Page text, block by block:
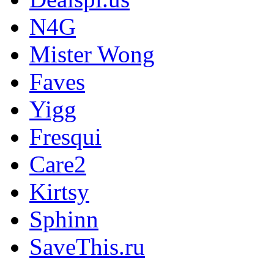
N4G
Mister Wong
Faves
Yigg
Fresqui
Care2
Kirtsy
Sphinn
SaveThis.ru